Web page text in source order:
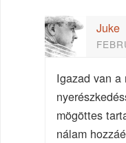
Juke
Igazad van a
mögöttes
nálam